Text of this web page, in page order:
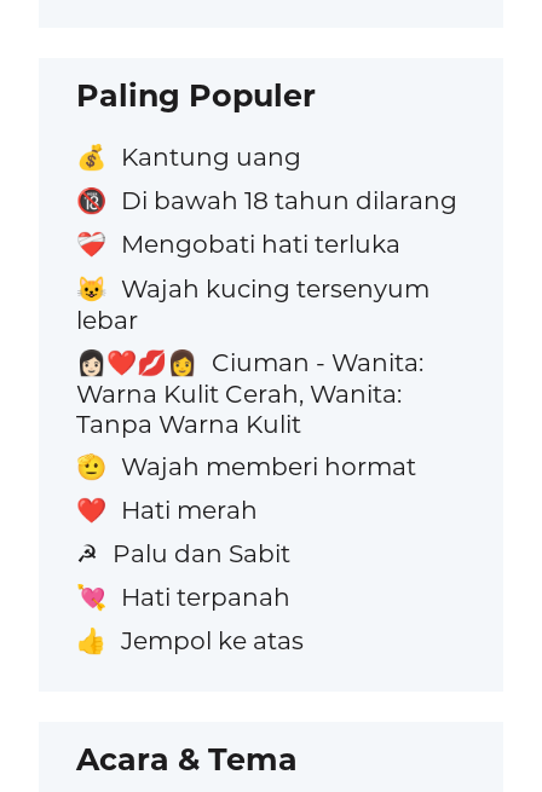
Paling Populer
💰 Kantung uang
🔞 Di bawah 18 tahun dilarang
❤️‍🩹 Mengobati hati terluka
😺 Wajah kucing tersenyum
lebar
👩🏻‍❤️‍💋‍👩
Ciuman - Wanita:
Warna Kulit Cerah, Wanita:
Tanpa Warna Kulit
🫡 Wajah memberi hormat
❤️ Hati merah
☭ Palu dan Sabit
💘 Hati terpanah
👍 Jempol ke atas
Acara & Tema